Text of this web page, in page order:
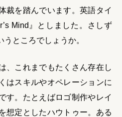
裁を踏んでいます。英語タイ
Mind』としました。さしず
ところでしょうか。
、これまでもたくさん存在し
はスキルやオペレーションに
す。たとえばロゴ制作やレイ
想定としたハウトゥー。ある